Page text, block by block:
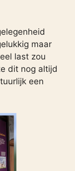
maar
last zou
dit nog altijd
een